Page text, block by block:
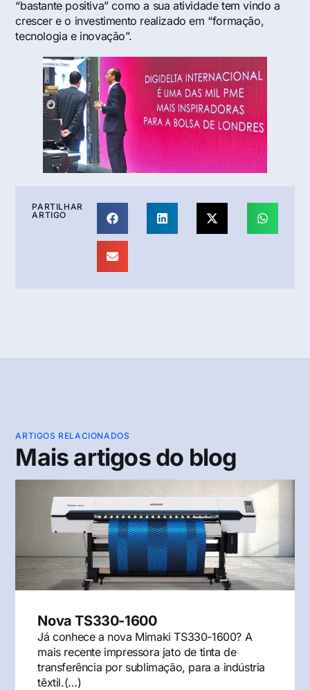
“bastante positiva” como a sua atividade tem vindo a
crescer e o investimento realizado em “formação,
tecnologia e inovação”.
PARTILHAR
ARTIGO
ARTIGOS RELACIONADOS
Mais artigos do blog
Nova TS330-1600
Já conhece a nova Mimaki TS330-1600? A
mais recente impressora jato de tinta de
transferência por sublimação, para a indústria
têxtil.(…)